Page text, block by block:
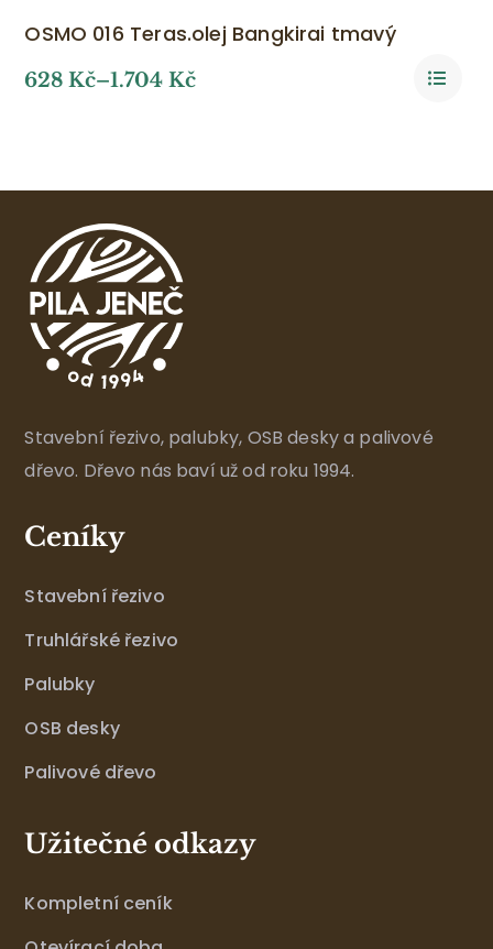
OSMO 016 Teras.olej Bangkirai tmavý
628Kč–1.704Kč
Stavební řezivo, palubky, OSB desky a palivové
dřevo. Dřevo nás baví už od roku 1994.
Ceníky
Stavební řezivo
Truhlářské řezivo
Palubky
OSB desky
Palivové dřevo
Užitečné odkazy
Kompletní ceník